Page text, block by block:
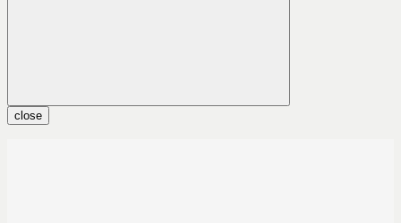
close